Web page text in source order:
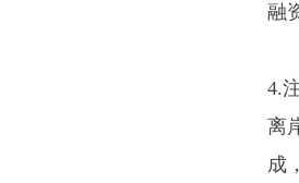
融
4.
离
成